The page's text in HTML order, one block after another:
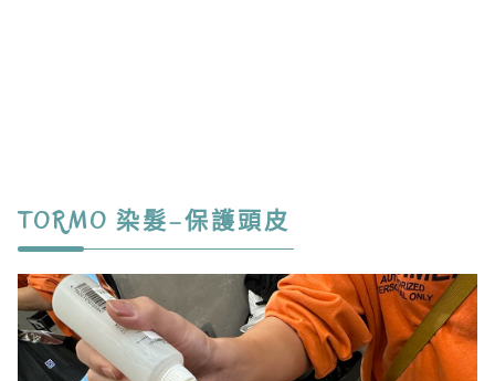
TORMO 染髮–保護頭皮